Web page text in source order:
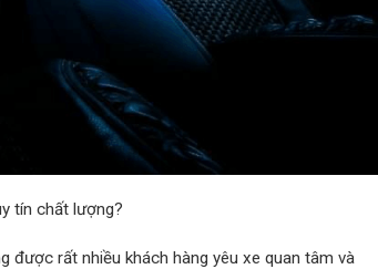
tín chất lượng?
được rất nhiều khách hàng yêu xe quan tâm và